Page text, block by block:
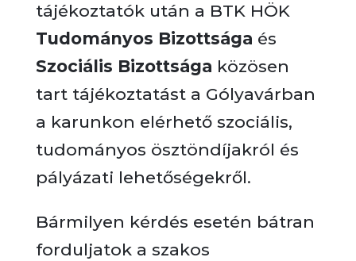
tájékoztatók után a BTK HÖK
Tudományos Bizottsága és
Szociális Bizottsága közösen
tart tájékoztatást a Gólyavárban
a karunkon elérhető szociális,
tudományos ösztöndíjakról és
pályázati lehetőségekről.
Bármilyen kérdés esetén bátran
forduljatok a szakos